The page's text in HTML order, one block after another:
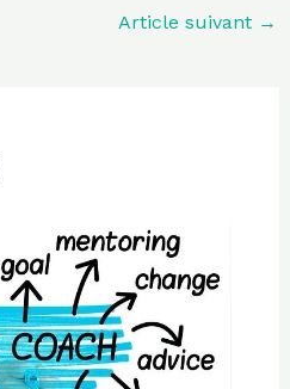
Article suivant →